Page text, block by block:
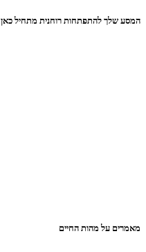
המסע שלך להתפתחות רוחנית מתחיל כאן
מאמרים על מהות החיים